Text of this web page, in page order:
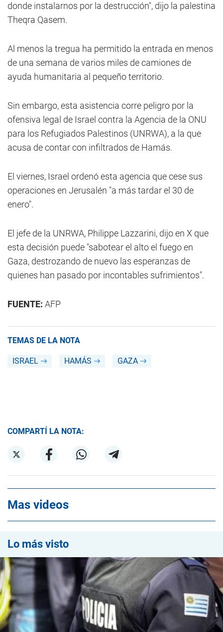
donde instalarnos por la destrucción", dijo la palestina
Theqra Qasem.
Al menos la tregua ha permitido la entrada en menos
de una semana de varios miles de camiones de
ayuda humanitaria al pequeño territorio.
Sin embargo, esta asistencia corre peligro por la
ofensiva legal de Israel contra la Agencia de la ONU
para los Refugiados Palestinos (UNRWA), a la que
acusa de contar con infiltrados de Hamás.
El viernes, Israel ordenó esta agencia que cese sus
operaciones en Jerusalén "a más tardar el 30 de
enero".
El jefe de la UNRWA, Philippe Lazzarini, dijo en X que
esta decisión puede "sabotear el alto el fuego en
Gaza, destrozando de nuevo las esperanzas de
quienes han pasado por incontables sufrimientos".
FUENTE: AFP
TEMAS DE LA NOTA
ISRAEL HAMÁS GAZA
COMPARTÍ LA NOTA:
Mas videos
Lo más visto